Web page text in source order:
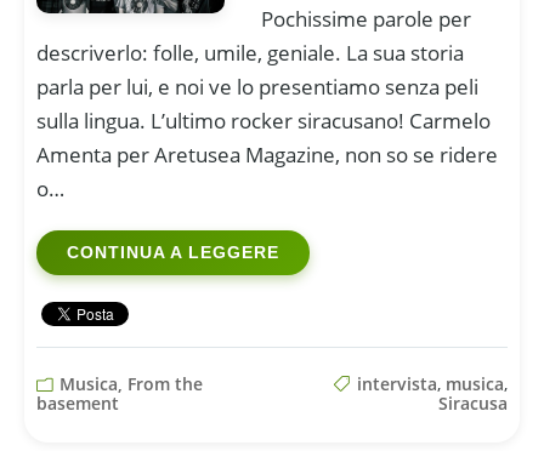
Pochissime parole per
descriverlo: folle, umile, geniale. La sua storia
parla per lui, e noi ve lo presentiamo senza peli
sulla lingua. L’ultimo rocker siracusano! Carmelo
Amenta per Aretusea Magazine, non so se ridere
o…
CONTINUA A LEGGERE
Musica, From the
basement
intervista, musica,
Siracusa